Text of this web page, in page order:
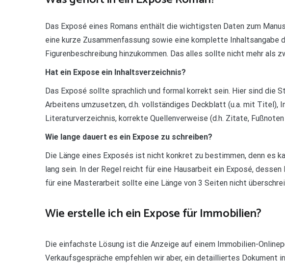
Das Exposé eines Romans enthält die wichtigsten Daten zum
eine kurze Zusammenfassung sowie eine komplette Inhaltsangabe
Figurenbeschreibung hinzukommen. Das alles sollte nicht mehr als
Hat ein Expose ein Inhaltsverzeichnis?
Das Exposé sollte sprachlich und formal korrekt sein. Hier sind die
Arbeitens umzusetzen, d.h. vollständiges Deckblatt (u.a. mit Titel),
Literaturverzeichnis, korrekte Quellenverweise (d.h. Zitate, Fußnoten
Wie lange dauert es ein Expose zu schreiben?
Die Länge eines Exposés ist nicht konkret zu bestimmen, denn es
lang sein. In der Regel reicht für eine Hausarbeit ein Exposé,
für eine Masterarbeit sollte eine Länge von 3 Seiten nicht
Wie erstelle ich ein Expose für Immobilien?
Die einfachste Lösung ist die Anzeige auf einem Immobilien-
Verkaufsgespräche empfehlen wir aber, ein detailliertes Dokument